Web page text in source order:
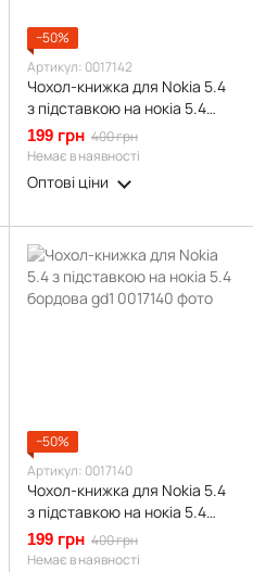
−50%
Артикул: 0017142
Чохол-книжка для Nokia 5.4
з підставкою на нокіа 5.4
червона gd1
199 грн 400 грн
Немає в наявності
Оптові ціни
−50%
Артикул: 0017140
Чохол-книжка для Nokia 5.4
з підставкою на нокіа 5.4
бордова gd1
199 грн 400 грн
Немає в наявності